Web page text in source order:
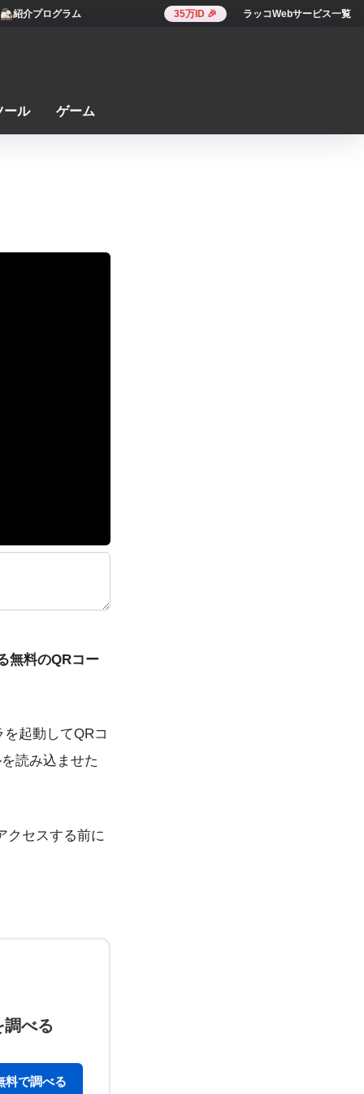
紹介プログラム 35万ID 🎉 ラッコWebサービス一覧
ール ゲーム
無料のQRコー
起動してQRコ
読み込ませた
クセスする前に
べる
料で調べる